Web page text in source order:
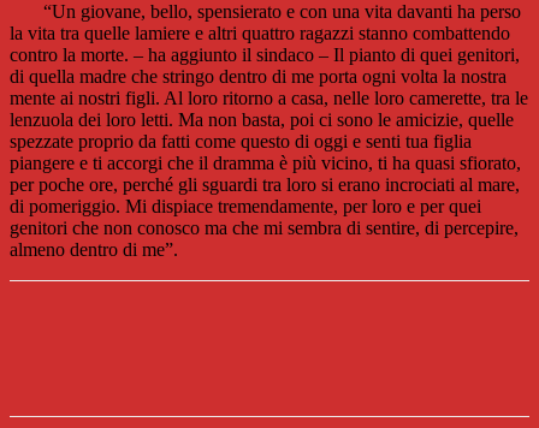
“Un giovane, bello, spensierato e con una vita davanti ha perso
la vita tra quelle lamiere e altri quattro ragazzi stanno combattendo
contro la morte. – ha aggiunto il sindaco – Il pianto di quei genitori,
di quella madre che stringo dentro di me porta ogni volta la nostra
mente ai nostri figli. Al loro ritorno a casa, nelle loro camerette, tra le
lenzuola dei loro letti. Ma non basta, poi ci sono le amicizie, quelle
spezzate proprio da fatti come questo di oggi e senti tua figlia
piangere e ti accorgi che il dramma è più vicino, ti ha quasi sfiorato,
per poche ore, perché gli sguardi tra loro si erano incrociati al mare,
di pomeriggio. Mi dispiace tremendamente, per loro e per quei
genitori che non conosco ma che mi sembra di sentire, di percepire,
almeno dentro di me”.